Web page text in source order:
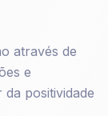
através de
e
positividade